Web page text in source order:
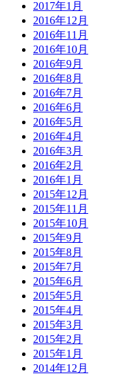
2017年1月
2016年12月
2016年11月
2016年10月
2016年9月
2016年8月
2016年7月
2016年6月
2016年5月
2016年4月
2016年3月
2016年2月
2016年1月
2015年12月
2015年11月
2015年10月
2015年9月
2015年8月
2015年7月
2015年6月
2015年5月
2015年4月
2015年3月
2015年2月
2015年1月
2014年12月